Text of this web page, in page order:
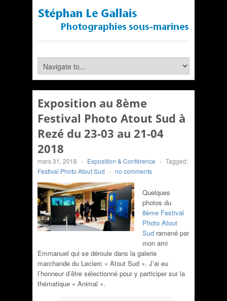
Exposition au 8ème
Festival Photo Atout Sud à
Rezé du 23-03 au 21-04
2018
mars 31, 2018 - Exposition & Conférence - Tagged:
Festival Photo Atout Sud - no comments
Quelques
photos du
8ème Festival
Photo Atout
Sud ramené par
mon ami
Emmanuel qui se déroule dans la galerie
marchande du Leclerc « Atout Sud ». J’ai eu
l’honneur d’être sélectionné pour y participer sur la
thématique « Animal ».